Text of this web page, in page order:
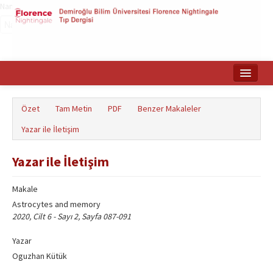
English
Özet Tam Metin PDF
Benzer Makaleler
Yazar ile İletişim
Yazar ile İletişim
Makale
Astrocytes and memory
2020, Cilt 6 - Sayı 2, Sayfa 087-091
Yazar
Oguzhan Kütük
Name‌